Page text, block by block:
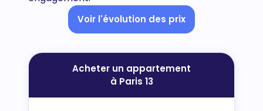
Voir l'évolution des prix
Acheter un appartement
à Paris 13